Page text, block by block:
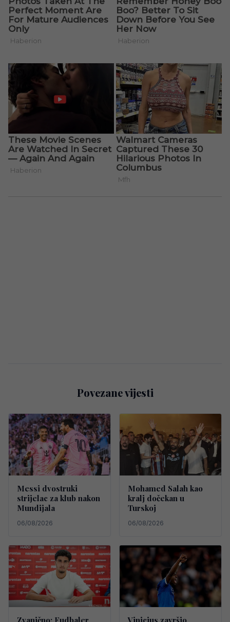
Povezane vijesti
Messi dvostruki
strijelac za klub nakon
Mundijala
06/08/2026
Mohamed Salah kao
kralj dočekan u
Turskoj
06/08/2026